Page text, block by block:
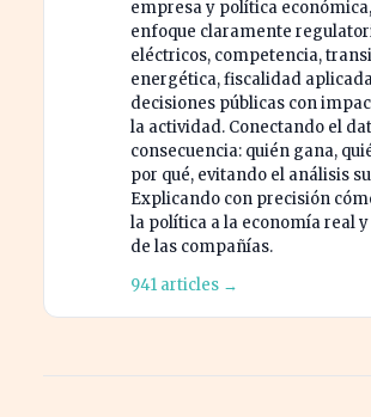
empresa y política
enfoque claramente
eléctricos, competencia,
energética, fiscalidad
decisiones públicas con
la actividad. Conectando el
consecuencia: quién gana,
por qué, evitando el análisis
Explicando con precisión
la política a la economía real
de las compañías.
941 articles →